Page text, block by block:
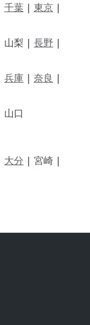
千葉 | 東京 |
山梨 | 長野 |
兵庫 | 奈良 |
山口
大分 | 宮崎 |